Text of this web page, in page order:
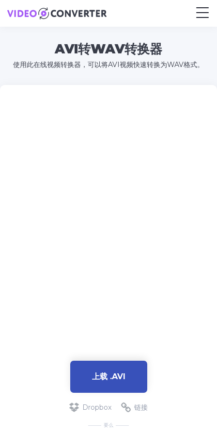
AVI转WAV转换器
使用此在线视频转换器，可以将AVI视频快速转换为WAV格式。
上载 .AVI
Dropbox 链接
要么